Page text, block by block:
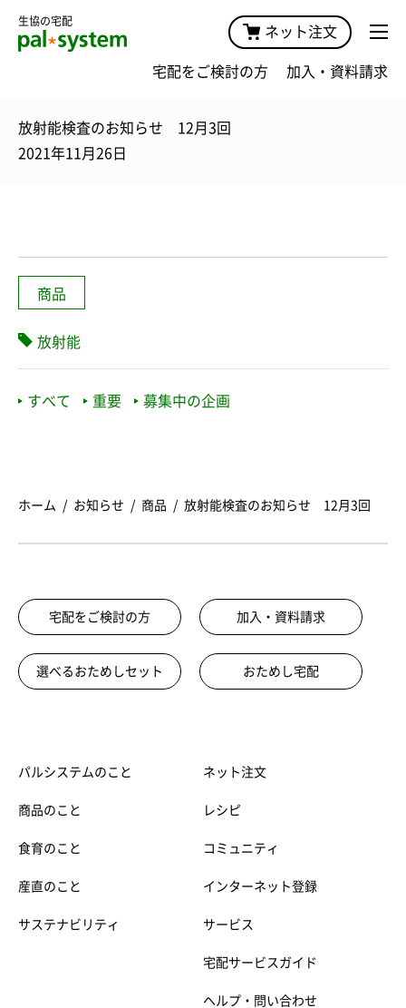
生協の宅配
ネット注文
宅配をご検討の方 加入・資料請求
放射能検査のお知らせ 12月3回
2021年11月26日
商品
放射能
すべて 重要 募集中の企画
ホーム お知らせ 商品 放射能検査のお知らせ 12月3回
宅配をご検討の方 加入・資料請求
選べるおためしセット おためし宅配
パルシステムのこと
商品のこと
食育のこと
産直のこと
サステナビリティ
ネット注文
レシピ
コミュニティ
インターネット登録
サービス
宅配サービスガイド
ヘルプ・問い合わせ